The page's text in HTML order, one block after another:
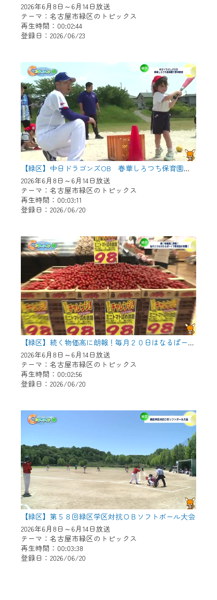
2026年6月8日～6月14日放送
テーマ：名古屋市緑区のトピックス
再生時間：00:02:44
登録日：2026/06/23
【緑区】中日ドラゴンズOB 春華しろつち保育園で野球教室
2026年6月8日～6月14日放送
テーマ：名古屋市緑区のトピックス
再生時間：00:03:11
登録日：2026/06/20
【緑区】続く物価高に朗報！毎月２０日はなるぱーくで野菜つめ放題！
2026年6月8日～6月14日放送
テーマ：名古屋市緑区のトピックス
再生時間：00:02:56
登録日：2026/06/20
【緑区】第５８回緑区学区対抗ＯＢソフトボール大会
2026年6月8日～6月14日放送
テーマ：名古屋市緑区のトピックス
再生時間：00:03:38
登録日：2026/06/20